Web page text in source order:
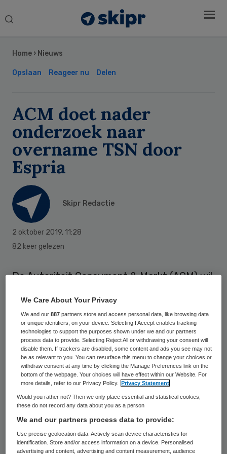
Search
Home › Nieuws
Opslaan Reageer nu Delen
ACM doet nader
onderzoek naar
overname TSN door
Espria
Skipr Redactie
2 oktober 2019, 11:28
82 keer gelezen
De Autoriteit Consument & Markt (ACM) wil
overname van TSN Thuiszorg door
zorgconcern Espria. Het onderzoek richt
zich op de wijkverpleging. Voor
verpleeghuiszorg en eerstelijnsverblijf ziet
de ACM geen probleem.
Zorgconcern Espria maakte in juli bij de ACM
kenbaarTSN Thuiszorg te willen
overnemen. Beide zorginstellingen bieden
zorg zoals wijkverpleging, verpleeghuiszorg
Sidebar
We Care About Your Privacy
We and our887 partners store and access personal data, like browsing data
or unique identifiers, on your device. Selecting I Accept enables tracking
technologies to support the purposes shown under we and our partners
process data to provide. Selecting Reject All or withdrawing your consent will
disable them. If trackers are disabled, some content and ads you see may not
be as relevant to you. You can resurface this menu to change your choices or
withdraw consent at any time by clicking the Manage Preferences link on the
bottom of the webpage. Your choices will have effect within our Website. For
more details, refer to our Privacy Policy.
Privacy Statement
Would you rather not? Then we only place essential and statistical cookies,
these do not record any data about you as a person
We and our partners process data to provide:
Use precise geolocation data. Actively scan device characteristics for
identification. Store and/or access information on a device. Personalised
advertising and content, advertising and content measurement, audience